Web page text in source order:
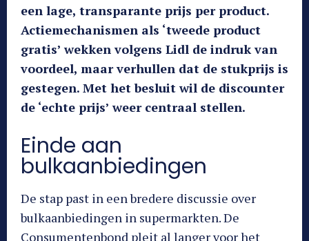
een lage, transparante prijs per product.
Actiemechanismen als ‘tweede product
gratis’ wekken volgens Lidl de indruk van
voordeel, maar verhullen dat de stukprijs is
gestegen. Met het besluit wil de discounter
de ‘echte prijs’ weer centraal stellen.
Einde aan
bulkaanbiedingen
De stap past in een bredere discussie over
bulkaanbiedingen in supermarkten. De
Consumentenbond pleit al langer voor het